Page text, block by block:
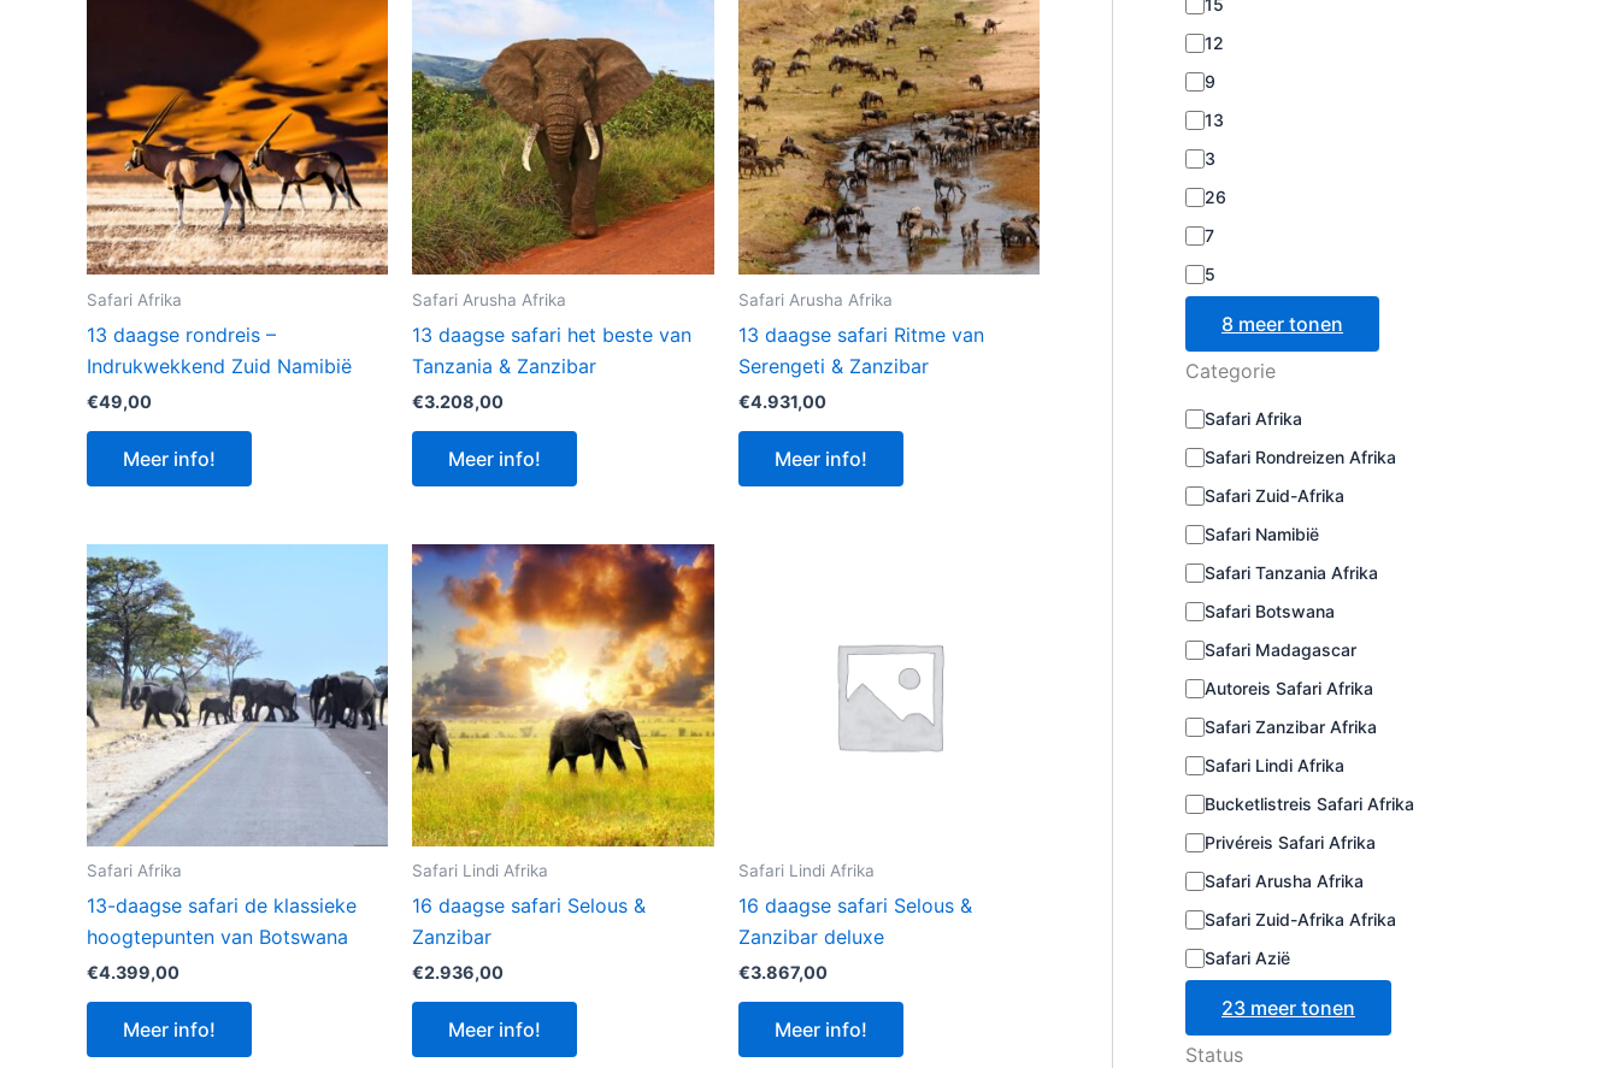
Safari Afrika
13 daagse rondreis –
Indrukwekkend Zuid Namibië
€49,00
Meer info!
Safari Arusha Afrika
13 daagse safari het beste van
Tanzania & Zanzibar
€3.208,00
Meer info!
Safari Arusha Afrika
13 daagse safari Ritme van
Serengeti & Zanzibar
€4.931,00
Meer info!
Safari Afrika
13-daagse safari de klassieke
hoogtepunten van Botswana
€4.399,00
Meer info!
Safari Lindi Afrika
16 daagse safari Selous &
Zanzibar
€2.936,00
Meer info!
Safari Lindi Afrika
16 daagse safari Selous &
Zanzibar deluxe
€3.867,00
Meer info!
15
12
9
13
3
26
7
5
8 meer tonen
Categorie
C
t
e
g
o
i
e
Safari Afrika
Safari Rondreizen Afrika
Safari Zuid-Afrika
Safari Namibië
Safari Tanzania Afrika
Safari Botswana
Safari Madagascar
Autoreis Safari Afrika
Safari Zanzibar Afrika
Safari Lindi Afrika
Bucketlistreis Safari Afrika
Privéreis Safari Afrika
Safari Arusha Afrika
Safari Zuid-Afrika Afrika
Safari Azië
23 meer tonen
Status